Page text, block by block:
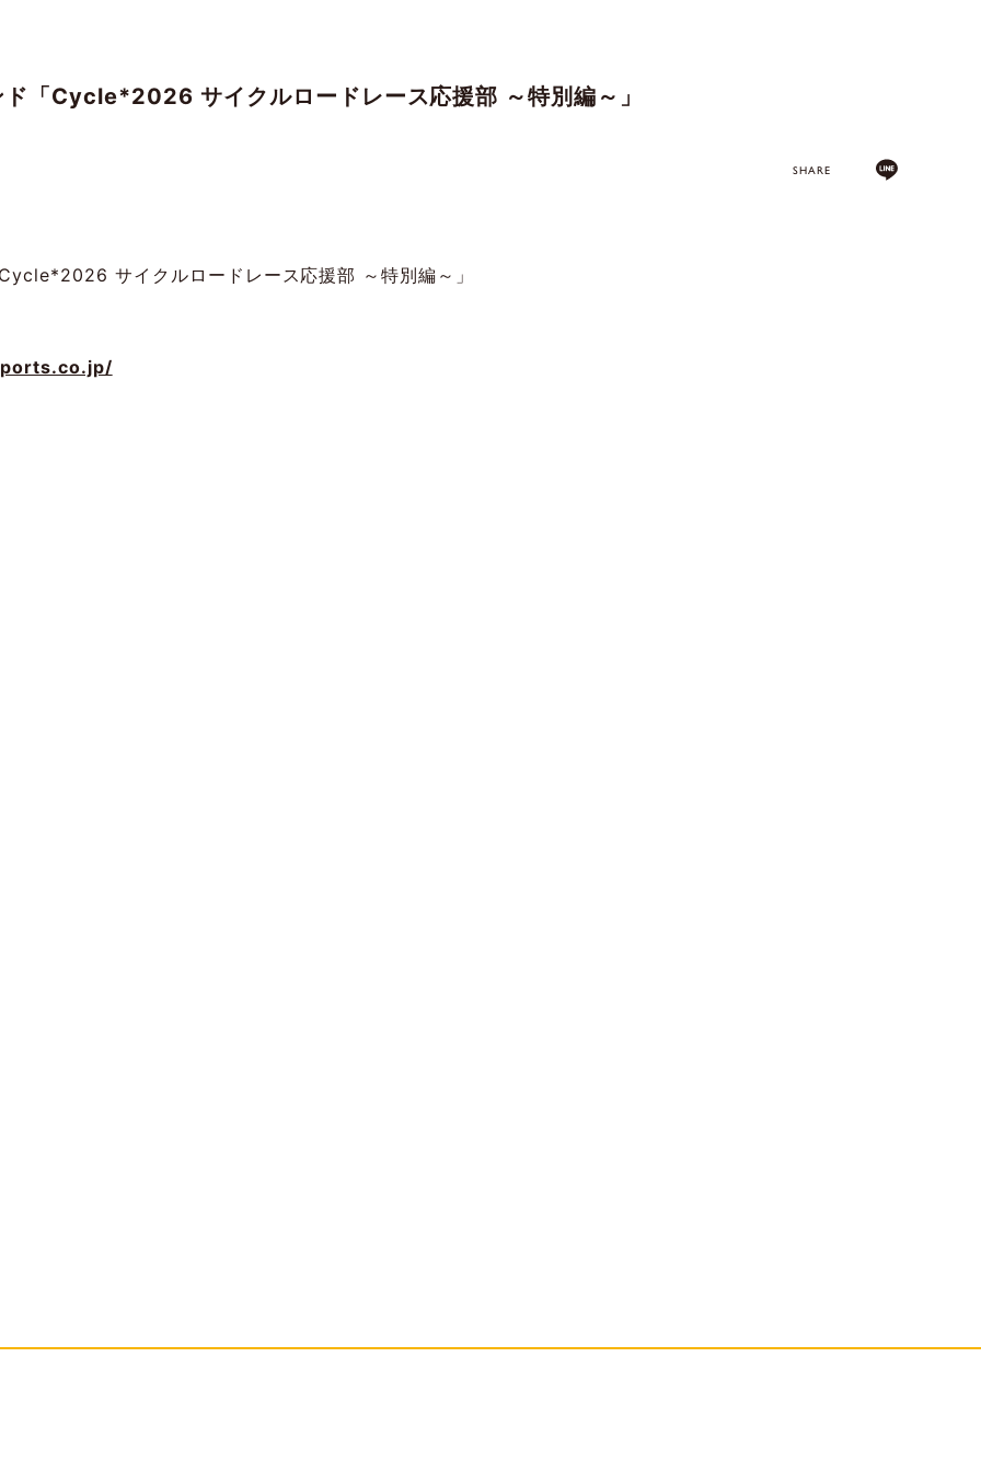
「Cycle*2026 サイクルロードレース応援部 ～特別編～」
SHARE
サイクルロードレース応援部 ～特別編～」